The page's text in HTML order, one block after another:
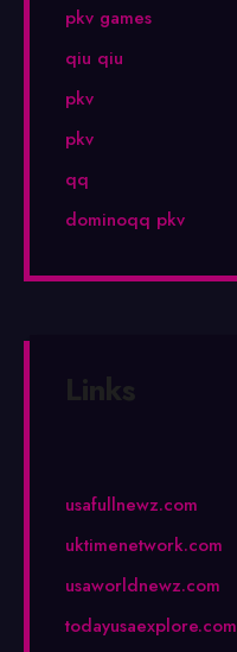
pkv games
qiu qiu
pkv
pkv
qq
dominoqq pkv
Links
usafullnewz.com
uktimenetwork.com
usaworldnewz.com
todayusaexplore.com